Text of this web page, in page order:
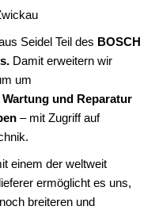
Seidel Teil des BOSCH
Damit erweitern wir
um
und Reparatur
– mit Zugriff auf
einem der weltweit
ermöglicht es uns,
breiteren und